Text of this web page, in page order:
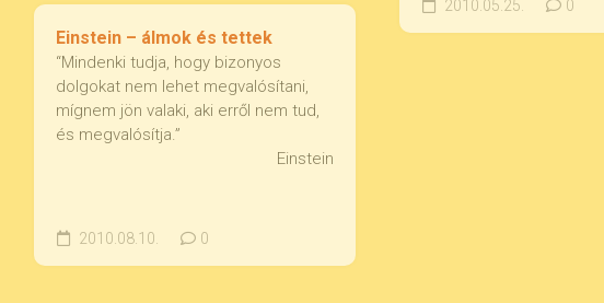
2010.05.25. 0
Einstein – álmok és tettek
“Mindenki tudja, hogy bizonyos
dolgokat nem lehet megvalósítani,
mígnem jön valaki, aki erről nem tud,
és megvalósítja.”
Einstein
2010.08.10. 0